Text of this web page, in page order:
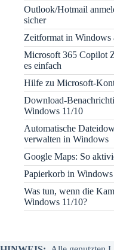
Outlook/Hotmail
sicher
Zeitformat in Windows
Microsoft 365 Copilot
es einfach
Hilfe zu Microsoft-
Download-
Windows 11/10
Automatische
verwalten in Windows
Google Maps: So
Papierkorb in Windows
Was tun, wenn die
Windows 11/10?